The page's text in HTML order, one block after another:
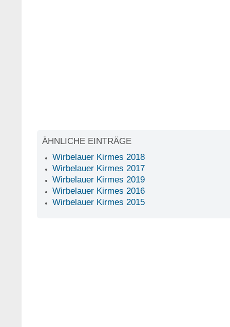
ÄHNLICHE EINTRÄGE
Wirbelauer Kirmes 2018
Wirbelauer Kirmes 2017
Wirbelauer Kirmes 2019
Wirbelauer Kirmes 2016
Wirbelauer Kirmes 2015